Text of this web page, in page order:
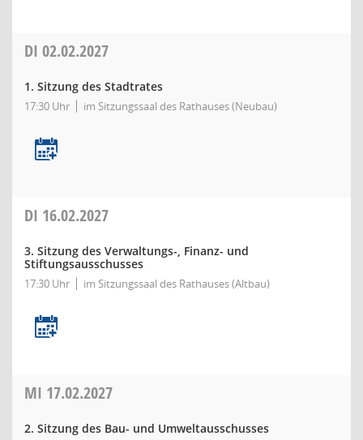
DI 02.02.2027
1. Sitzung des Stadtrates
17:30 Uhr im Sitzungssaal des Rathauses (Neubau)
DI 16.02.2027
3. Sitzung des Verwaltungs-, Finanz- und
Stiftungsausschusses
17:30 Uhr im Sitzungssaal des Rathauses (Altbau)
MI 17.02.2027
2. Sitzung des Bau- und Umweltausschusses